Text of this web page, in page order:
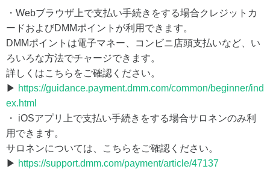
・Webブラウザ上で支払い手続きをする場合クレジットカ
ードおよびDMMポイントが利用できます。
DMMポイントは電子マネー、コンビニ店頭支払いなど、い
ろいろな方法でチャージできます。
詳しくはこちらをご確認ください。
▶ https://guidance.payment.dmm.com/common/beginner/ind
ex.html
・ iOSアプリ上で支払い手続きをする場合サロネンのみ利
用できます。
サロネンについては、こちらをご確認ください。
▶ https://support.dmm.com/payment/article/47137